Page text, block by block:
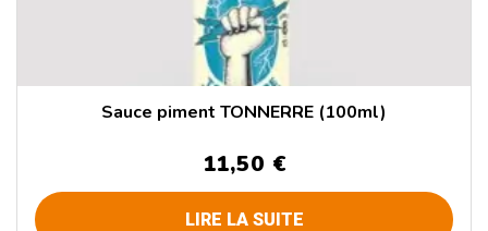
Sauce piment TONNERRE (100ml)
11,50 €
LIRE LA SUITE